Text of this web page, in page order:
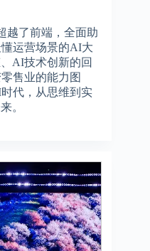
越了前端，全面助
运营场景的AI大
AI技术创新的回
售业的能力图
代，从思维到实
。